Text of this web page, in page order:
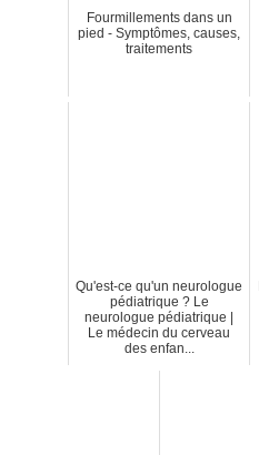
Fourmillements dans un
pied - Symptômes, causes,
traitements
Qu'est-ce qu'un neurologue
pédiatrique ? Le
neurologue pédiatrique |
Le médecin du cerveau
des enfan...